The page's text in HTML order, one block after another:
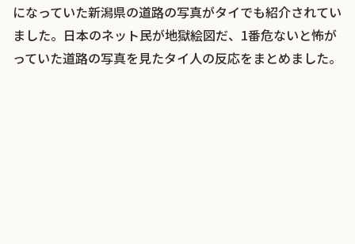
になっていた新潟県の道路の写真がタイでも紹介されてい
ました。日本のネット民が地獄絵図だ、1番危ないと怖が
っていた道路の写真を見たタイ人の反応をまとめました。